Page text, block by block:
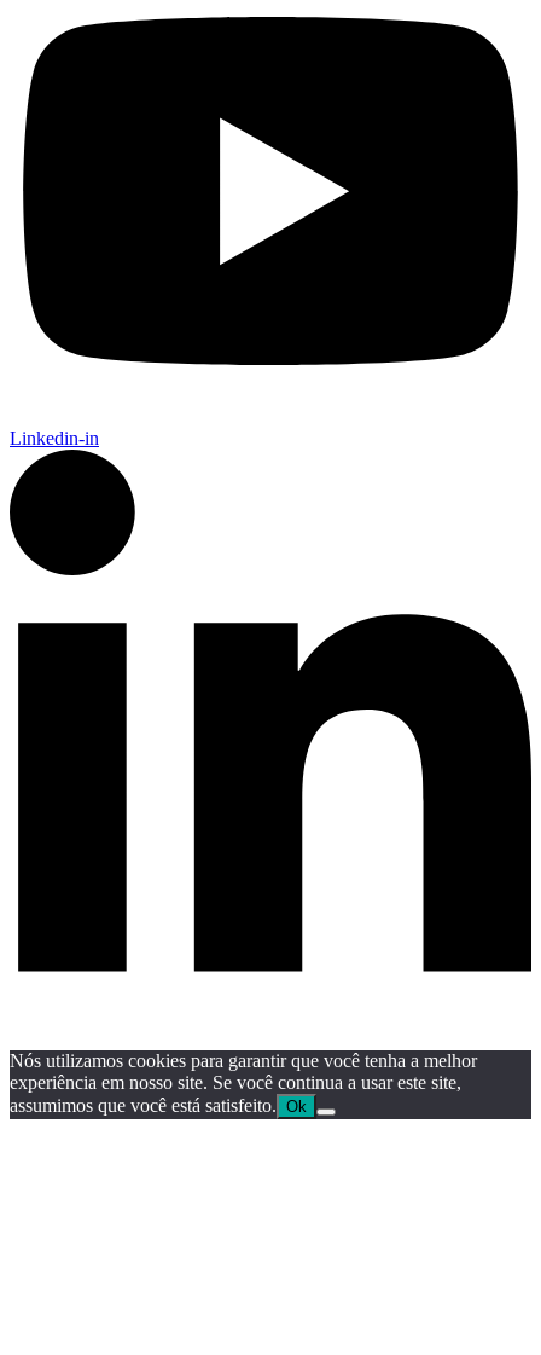
Linkedin-in
Nós utilizamos cookies para garantir que você tenha a melhor
experiência em nosso site. Se você continua a usar este site,
assumimos que você está satisfeito. Ok